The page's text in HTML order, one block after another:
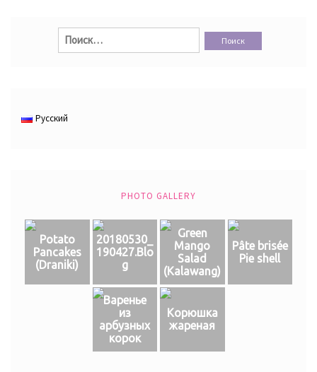
Найти:
Русский
PHOTO GALLERY
Potato
Pancakes
(Draniki)
20180530_
190427.Blo
g
Green
Mango
Salad
(Кalawang)
Pâte brisée
Pie shell
Варенье
из
арбузных
корок
Корюшка
жареная